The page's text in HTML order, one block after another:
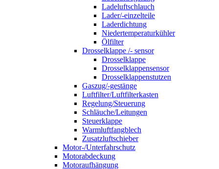
Ladeluftschlauch
Lader/-einzelteile
Laderdichtung
Niedertemperaturkühler
Ölfilter
Drosselklappe /- sensor
Drosselklappe
Drosselklappensensor
Drosselklappenstutzen
Gaszug/-gestänge
Luftfilter/Luftfilterkasten
Regelung/Steuerung
Schläuche/Leitungen
Steuerklappe
Warmluftfangblech
Zusatzluftschieber
Motor-/Unterfahrschutz
Motorabdeckung
Motoraufhängung